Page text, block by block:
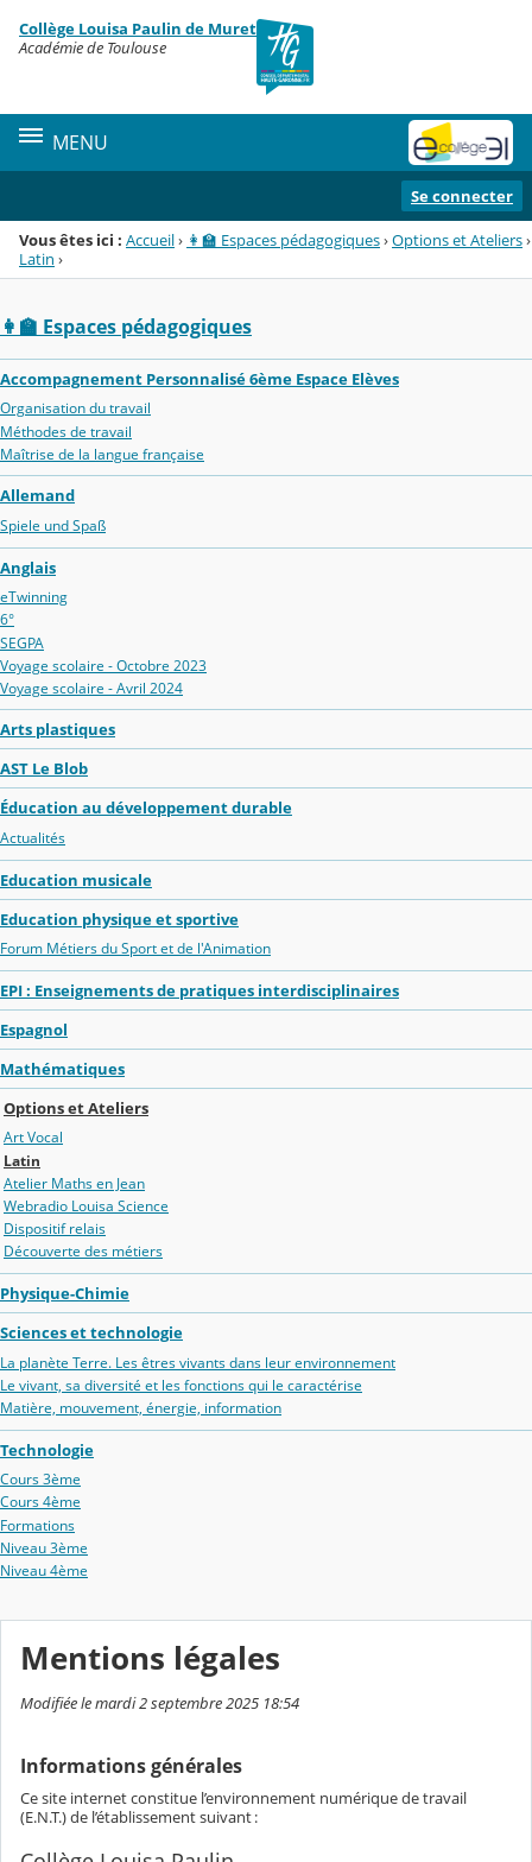
Menu de la rubrique
Contenu
Collège Louisa Paulin de Muret
Académie de Toulouse
MENU
Se connecter
Vous êtes ici : Accueil› 👩‍🏫 Espaces pédagogiques›Options et Ateliers›
Latin ›
👩‍🏫 Espaces pédagogiques
Accompagnement Personnalisé 6ème Espace Elèves
Organisation du travail
Méthodes de travail
Maîtrise de la langue française
Allemand
Spiele und Spaß
Anglais
eTwinning
6°
SEGPA
Voyage scolaire - Octobre 2023
Voyage scolaire - Avril 2024
Arts plastiques
AST Le Blob
Éducation au développement durable
Actualités
Education musicale
Education physique et sportive
Forum Métiers du Sport et de l'Animation
EPI : Enseignements de pratiques interdisciplinaires
Espagnol
Mathématiques
Options et Ateliers
Art Vocal
Latin
Atelier Maths en Jean
Webradio Louisa Science
Dispositif relais
Découverte des métiers
Physique-Chimie
Sciences et technologie
La planète Terre. Les êtres vivants dans leur environnement
Le vivant, sa diversité et les fonctions qui le caractérise
Matière, mouvement, énergie, information
Technologie
Cours 3ème
Cours 4ème
Formations
Niveau 3ème
Niveau 4ème
Mentions légales
Modifiée le mardi 2 septembre 2025 18:54
Informations générales
Ce site internet constitue l’environnement numérique de travail
(E.N.T.) de l’établissement suivant :